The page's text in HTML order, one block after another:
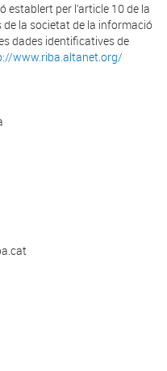
establert per l’article 10 de la
de la societat de la informació
dades identificatives de
www.riba.altanet.org/